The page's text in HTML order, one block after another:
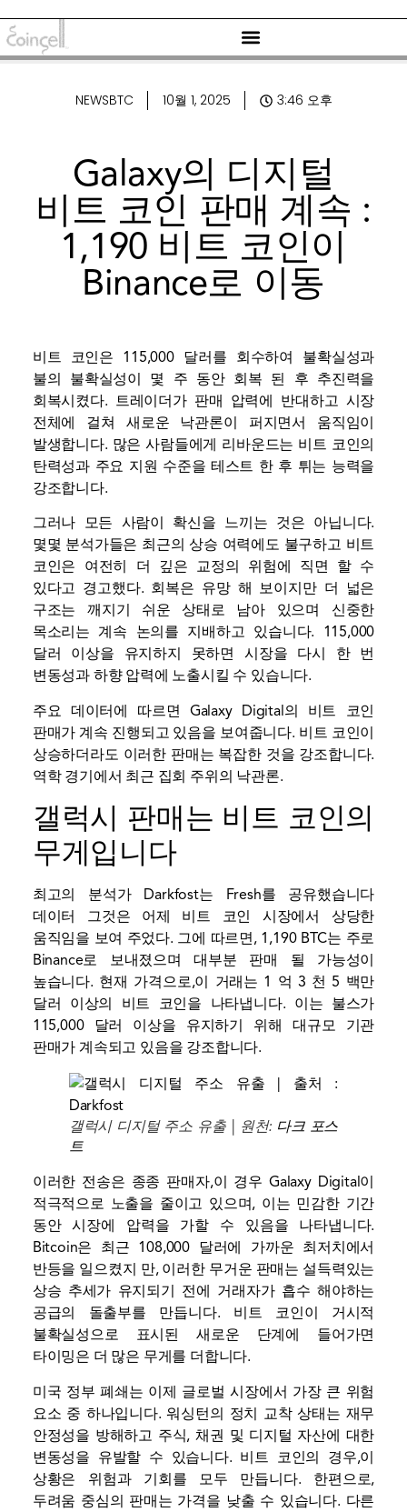
NEWSBTC 10월 1, 2025 3:46 오후
Galaxy의 디지털
비트 코인 판매 계속 :
1,190 비트 코인이
Binance로 이동
비트 코인은 115,000 달러를 회수하여 불확실성과
불의 불확실성이 몇 주 동안 회복 된 후 추진력을
회복시켰다. 트레이더가 판매 압력에 반대하고 시장
전체에 걸쳐 새로운 낙관론이 퍼지면서 움직임이
발생합니다. 많은 사람들에게 리바운드는 비트 코인의
탄력성과 주요 지원 수준을 테스트 한 후 튀는 능력을
강조합니다.
그러나 모든 사람이 확신을 느끼는 것은 아닙니다.
몇몇 분석가들은 최근의 상승 여력에도 불구하고 비트
코인은 여전히 ​​더 깊은 교정의 위험에 직면 할 수
있다고 경고했다. 회복은 유망 해 보이지만 더 넓은
구조는 깨지기 쉬운 상태로 남아 있으며 신중한
목소리는 계속 논의를 지배하고 있습니다. 115,000
달러 이상을 유지하지 못하면 시장을 다시 한 번
변동성과 하향 압력에 노출시킬 수 있습니다.
주요 데이터에 따르면 Galaxy Digital의 비트 코인
판매가 계속 진행되고 있음을 보여줍니다. 비트 코인이
상승하더라도 이러한 판매는 복잡한 것을 강조합니다.
역학경기에서 최근 집회 주위의 낙관론.
갤럭시 판매는 비트 코인의
무게입니다
최고의 분석가 Darkfost는 Fresh를 공유했습니다
데이터
그것은 어제 비트 코인 시장에서 상당한
움직임을 보여 주었다. 그에 따르면, 1,190 BTC는 주로
Binance로 보내졌으며 대부분 판매 될 가능성이
높습니다. 현재 가격으로,이 거래는 1 억 3 천 5 백만
달러 이상의 비트 코인을 나타냅니다. 이는 불스가
115,000 달러 이상을 유지하기 위해 대규모 기관
판매가 계속되고 있음을 강조합니다.
갤럭시 디지털 주소 유출 | 원천: 다크 포스
트
이러한 전송은 종종 판매자,이 경우 Galaxy Digital이
적극적으로 노출을 줄이고 있으며, 이는 민감한 기간
동안 시장에 압력을 가할 수 있음을 나타냅니다.
Bitcoin은 최근 108,000 달러에 가까운 최저치에서
반등을 일으켰지 만, 이러한 무거운 판매는 설득력있는
상승 추세가 유지되기 전에 거래자가 흡수 해야하는
공급의 돌출부를 만듭니다. 비트 코인이 거시적
불확실성으로 표시된 새로운 단계에 들어가면
타이밍은 더 많은 무게를 더합니다.
미국 정부 폐쇄는 이제 글로벌 시장에서 가장 큰 위험
요소 중 하나입니다. 워싱턴의 정치 교착 상태는 재무
안정성을 방해하고 주식, 채권 및 디지털 자산에 대한
변동성을 유발할 수 있습니다. 비트 코인의 경우,이
상황은 위험과 기회를 모두 만듭니다. 한편으로,
두려움 중심의 판매는 가격을 낮출 수 있습니다. 다른